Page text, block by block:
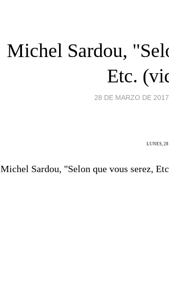
Michel Sardou,
Etc.
28 DE MARZO DE
LUNES,
Michel Sardou, "Selon que vous serez,